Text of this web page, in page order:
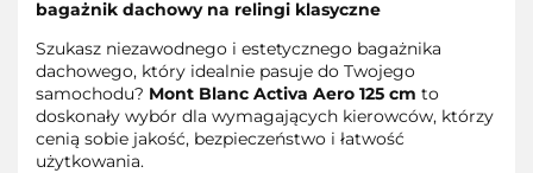
bagażnik dachowy na relingi klasyczne
Szukasz niezawodnego i estetycznego bagażnika
dachowego, który idealnie pasuje do Twojego
samochodu? Mont Blanc Activa Aero 125 cm to
doskonały wybór dla wymagających kierowców, którzy
cenią sobie jakość, bezpieczeństwo i łatwość
użytkowania.